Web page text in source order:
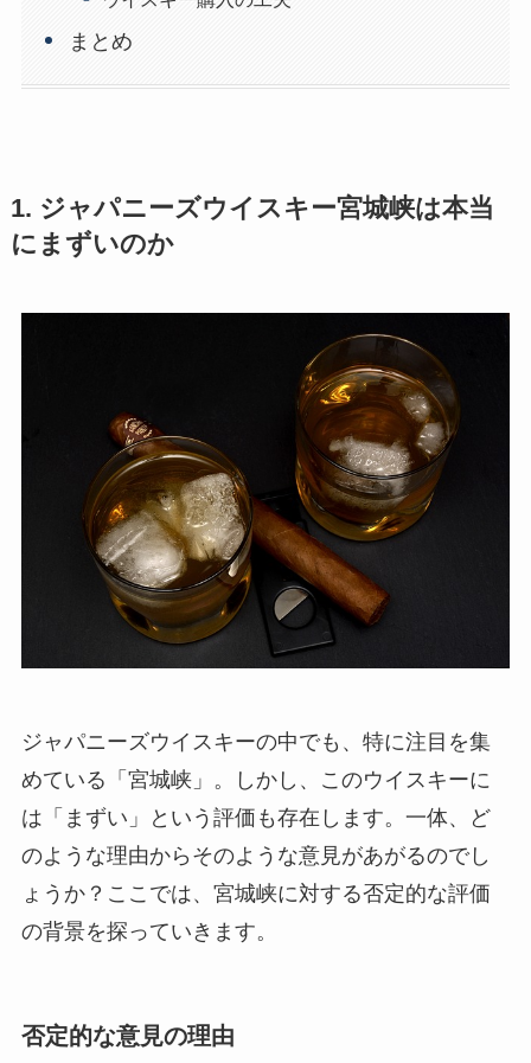
まとめ
1. ジャパニーズウイスキー宮城峡は本当
にまずいのか
ジャパニーズウイスキーの中でも、特に注目を集
めている「宮城峡」。しかし、このウイスキーに
は「まずい」という評価も存在します。一体、ど
のような理由からそのような意見があがるのでし
ょうか？ここでは、宮城峡に対する否定的な評価
の背景を探っていきます。
否定的な意見の理由